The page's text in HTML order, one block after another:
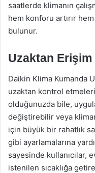
saatlerde klimanın
hem konforu artırır
bulunur.
Uzaktan Erişim
Daikin Klima Kumanda
uzaktan kontrol
olduğunuzda bile,
değiştirebilir veya
için büyük bir rahatlık
gibi ayarlamalarına
sayesinde kullanıcılar,
istenilen sıcaklığa